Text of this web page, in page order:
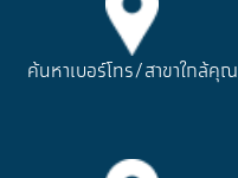
ค้นหาเบอร์โทร/สาขาใกล้คุณ